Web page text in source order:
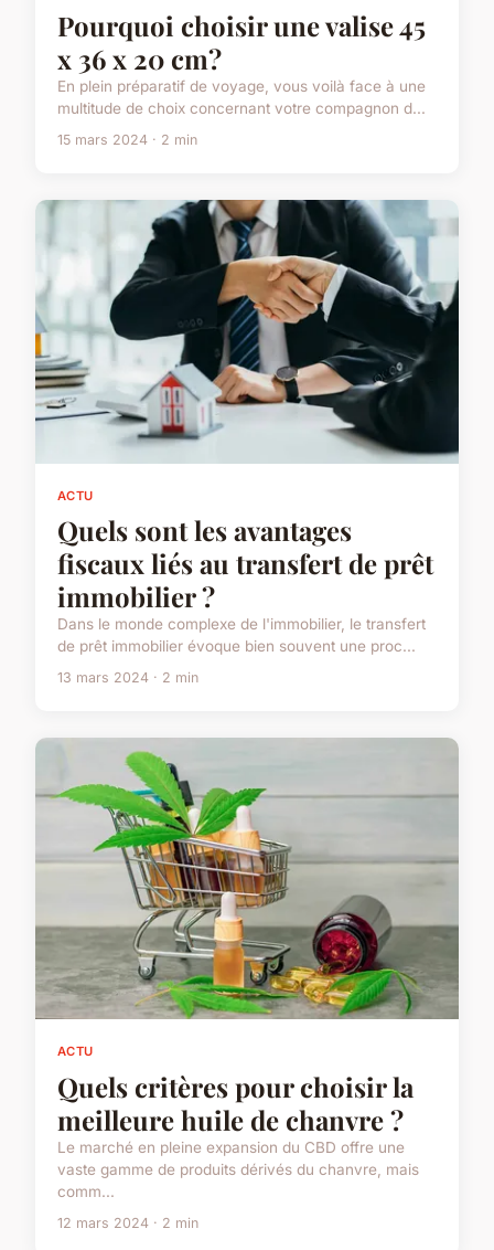
Pourquoi choisir une valise 45
x 36 x 20 cm?
En plein préparatif de voyage, vous voilà face à une
multitude de choix concernant votre compagnon d...
15 mars 2024 · 2 min
ACTU
Quels sont les avantages
fiscaux liés au transfert de prêt
immobilier ?
Dans le monde complexe de l'immobilier, le transfert
de prêt immobilier évoque bien souvent une proc...
13 mars 2024 · 2 min
ACTU
Quels critères pour choisir la
meilleure huile de chanvre ?
Le marché en pleine expansion du CBD offre une
vaste gamme de produits dérivés du chanvre, mais
comm...
12 mars 2024 · 2 min